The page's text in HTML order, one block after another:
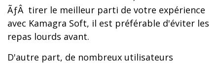
ÃƒÂ tirer le meilleur parti de votre expérience
avec Kamagra Soft, il est préférable d'éviter les
repas lourds avant.
D'autre part, de nombreux utilisateurs